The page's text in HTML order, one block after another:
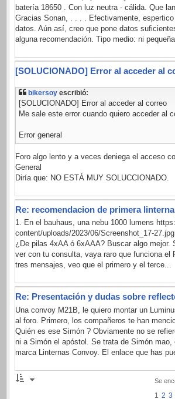
batería 18650 . Con luz neutra - cálida. Que
Gracias Sonan, . . . . Efectivamente,
datos. Aún así, creo que pone datos
alguna recomendación. Tipo medio: ni
[SOLUCIONADO] Error al acceder al
bikersoy escribió:
[SOLUCIONADO] Error al acceder al correo
Me sale este error cuando quiero acceder al
Error general
Foro algo lento y a veces deniega el acceso
General
Diría que: NO ESTÁ MUY SOLUCCIONADO.
Re: recomendacion de primera linterna
1. En el bauhaus, una nebu 1000 lumens
content/uploads/2023/06/Screenshot_17-
¿De pilas 4xAA ó 6xAAA? Buscar algo mejor.
ver con tu consulta, vaya raro que funciona el
tres mensajes, veo que el primero y el terce...
Re: Presentación y dudas sobre
Una convoy M21B, le quiero montar un
al foro. Primero, los compañeros te han
Quién es ese Simón ? Obviamente no se
ni a Simón el apóstol. Se trata de Simón mao,
marca Linternas Convoy. El enlace que has
Se
1 2 3